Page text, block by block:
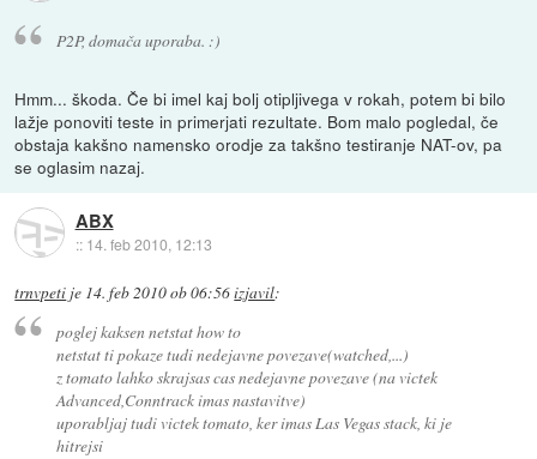
P2P, domača uporaba. :)
Hmm... škoda. Če bi imel kaj bolj otipljivega v rokah, potem bi bilo
lažje ponoviti teste in primerjati rezultate. Bom malo pogledal, če
obstaja kakšno namensko orodje za takšno testiranje NAT-ov, pa
se oglasim nazaj.
ABX
:: 14. feb 2010, 12:13
trnvpeti je 14. feb 2010 ob 06:56izjavil:
poglej kaksen netstat how to
netstat ti pokaze tudi nedejavne povezave(watched,...)
z tomato lahko skrajsas cas nedejavne povezave (na victek
Advanced,Conntrack imas nastavitve)
uporabljaj tudi victek tomato, ker imas Las Vegas stack, ki je
hitrejsi